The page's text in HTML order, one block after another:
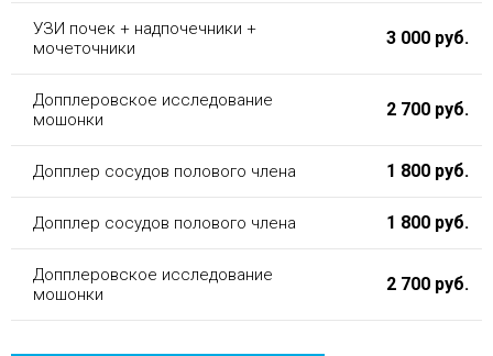
УЗИ почек + надпочечники +
мочеточники
3 000 руб.
Допплеровское исследование
мошонки
2 700 руб.
Допплер сосудов полового члена 1 800 руб.
Допплер сосудов полового члена 1 800 руб.
Допплеровское исследование
мошонки
2 700 руб.